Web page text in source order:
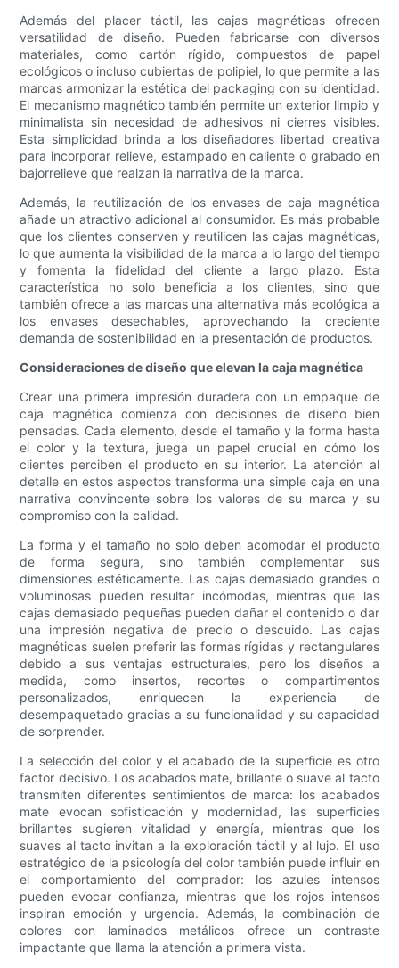
Además del placer táctil, las cajas magnéticas ofrecen
versatilidad de diseño. Pueden fabricarse con diversos
materiales, como cartón rígido, compuestos de papel
ecológicos o incluso cubiertas de polipiel, lo que permite a las
marcas armonizar la estética del packaging con su identidad.
El mecanismo magnético también permite un exterior limpio y
minimalista sin necesidad de adhesivos ni cierres visibles.
Esta simplicidad brinda a los diseñadores libertad creativa
para incorporar relieve, estampado en caliente o grabado en
bajorrelieve que realzan la narrativa de la marca.
Además, la reutilización de los envases de caja magnética
añade un atractivo adicional al consumidor. Es más probable
que los clientes conserven y reutilicen las cajas magnéticas,
lo que aumenta la visibilidad de la marca a lo largo del tiempo
y fomenta la fidelidad del cliente a largo plazo. Esta
característica no solo beneficia a los clientes, sino que
también ofrece a las marcas una alternativa más ecológica a
los envases desechables, aprovechando la creciente
demanda de sostenibilidad en la presentación de productos.
Consideraciones de diseño que elevan la caja magnética
Crear una primera impresión duradera con un empaque de
caja magnética comienza con decisiones de diseño bien
pensadas. Cada elemento, desde el tamaño y la forma hasta
el color y la textura, juega un papel crucial en cómo los
clientes perciben el producto en su interior. La atención al
detalle en estos aspectos transforma una simple caja en una
narrativa convincente sobre los valores de su marca y su
compromiso con la calidad.
La forma y el tamaño no solo deben acomodar el producto
de forma segura, sino también complementar sus
dimensiones estéticamente. Las cajas demasiado grandes o
voluminosas pueden resultar incómodas, mientras que las
cajas demasiado pequeñas pueden dañar el contenido o dar
una impresión negativa de precio o descuido. Las cajas
magnéticas suelen preferir las formas rígidas y rectangulares
debido a sus ventajas estructurales, pero los diseños a
medida, como insertos, recortes o compartimentos
personalizados, enriquecen la experiencia de
desempaquetado gracias a su funcionalidad y su capacidad
de sorprender.
La selección del color y el acabado de la superficie es otro
factor decisivo. Los acabados mate, brillante o suave al tacto
transmiten diferentes sentimientos de marca: los acabados
mate evocan sofisticación y modernidad, las superficies
brillantes sugieren vitalidad y energía, mientras que los
suaves al tacto invitan a la exploración táctil y al lujo. El uso
estratégico de la psicología del color también puede influir en
el comportamiento del comprador: los azules intensos
pueden evocar confianza, mientras que los rojos intensos
inspiran emoción y urgencia. Además, la combinación de
colores con laminados metálicos ofrece un contraste
impactante que llama la atención a primera vista.